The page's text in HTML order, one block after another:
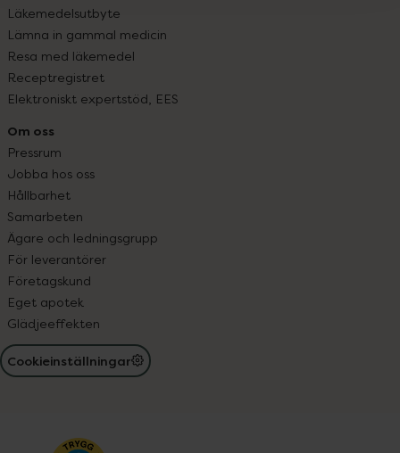
Läkemedelsutbyte
Lämna in gammal medicin
Resa med läkemedel
Receptregistret
Elektroniskt expertstöd, EES
Om oss
Pressrum
Jobba hos oss
Hållbarhet
Samarbeten
Ägare och ledningsgrupp
För leverantörer
Företagskund
Eget apotek
Glädjeeffekten
Cookieinställningar